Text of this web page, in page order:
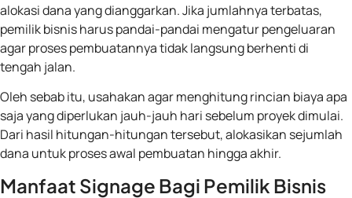
alokasi dana yang dianggarkan. Jika jumlahnya terbatas,
pemilik bisnis harus pandai-pandai mengatur pengeluaran
agar proses pembuatannya tidak langsung berhenti di
tengah jalan.
Oleh sebab itu, usahakan agar menghitung rincian biaya apa
saja yang diperlukan jauh-jauh hari sebelum proyek dimulai.
Dari hasil hitungan-hitungan tersebut, alokasikan sejumlah
dana untuk proses awal pembuatan hingga akhir.
Manfaat Signage Bagi Pemilik Bisnis